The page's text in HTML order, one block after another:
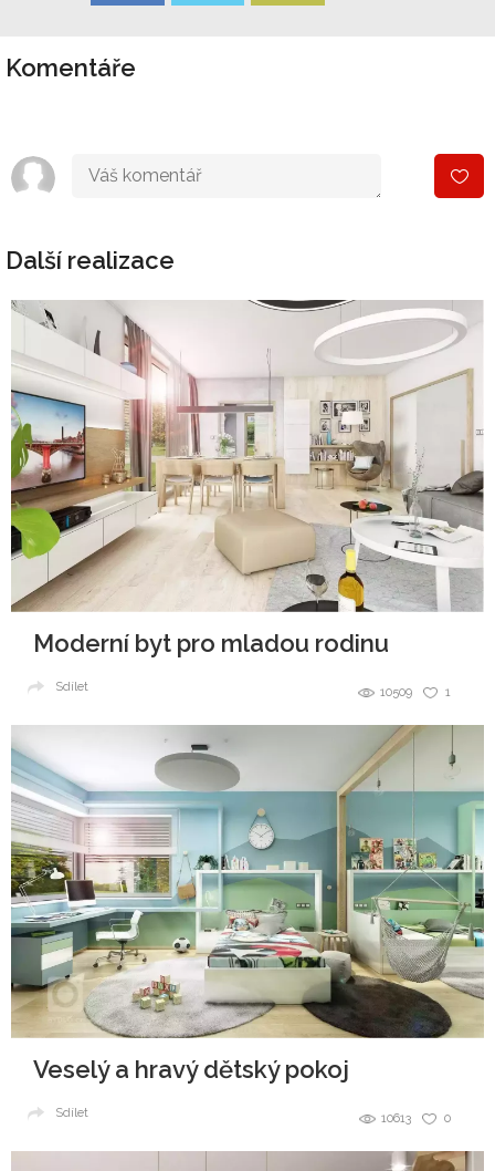
Komentáře
Další realizace
Moderní byt pro mladou rodinu
1
10509
Sdílet
Veselý a hravý dětský pokoj
0
10613
Sdílet